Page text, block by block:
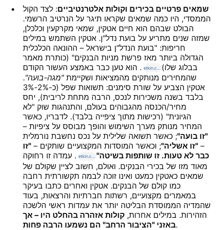
שמאים פרטיים בכירים וקולות אלטרנטיביים: לצד הקול
הממסדי, היו כמה שמאים שקראו תיגר על הנרטיב הרשמי.
הבולט שבהם הוא חיים אטקין, שמאי מקרקעין וכלכלן,
שמזה שנים מתריע על בועת נדל"ן. אטקין השתמש במילים
חריפות: "בועת הנדל"ן בישראל – ההונאה הכלכלית
הגדולה ביותר מאז פרשת מניות הבנקים" (כותרת מאמר
בבלוג שלו)
. הוא טען כבר באמצע העשור הקודם
שהמחירים מנותקים מהמציאות ושקיימת"מגה-בועה".
אטקין הצביע על שורת סימנים: תשואות שפל (כ-2%-3%
בלבד בשנה משכירות לנכס, הרבה מתחת לריבית), יחס
מחיר/הכנסה מהגבוהים בעולם, והתנהגות שוק "לא
הגיונית" (רכישות מתוך ציפייה בלבד). לדבריו, כאשר
המחיר מנותק מערך השימוש והופך מבוסס על ציפיות –
"זו בועה"; כאשר תשואה שלילית על נכס נחשבת נורמלית
– "זו אשליה"; וכאשר המוסדות המקצועיים שותקים – "זו
כבר לא טעות. זו שותפות בשיטה"
. עמדה זו רחוקה
מאוד מזו של בכירי הבנקים. ואולם, חשוב לציין שקולם של
שמאים כאטקין כמעט ואינו זוכה לבמה תקשורתית רחבה
כמו קולם של הבנקים. אטקין ואחרים כתבו בעיקר
במאמרים מקצועיים, רשתות חברתיות והרצאות, בעוד
שהמדיה הממוסדת הבליטה יותר את עמדות ראשי הלשכה
הזהירות. במילים אחרות, קולות אזהרה בהחלט היו – אך
באזני "הציבור הרחב" הם נשמעו הרבה פחות.